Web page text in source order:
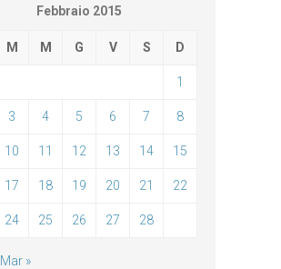
Febbraio 2015
M M G V S D
1
3 4 5 6 7 8
10 11 12 13 14 15
17 18 19 20 21 22
24 25 26 27 28
Mar »